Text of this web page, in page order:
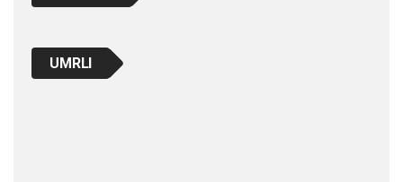
UMRLI